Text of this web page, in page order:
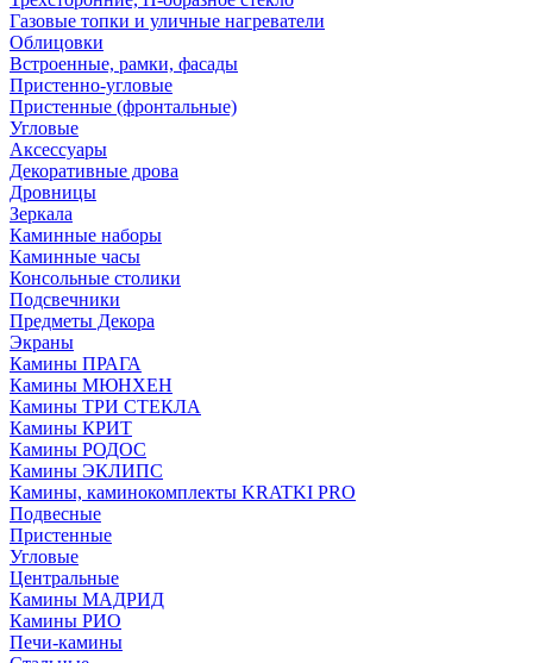
Газовые топки и уличные нагреватели
Облицовки
Встроенные, рамки, фасады
Пристенно-угловые
Пристенные (фронтальные)
Угловые
Аксессуары
Декоративные дрова
Дровницы
Зеркала
Каминные наборы
Каминные часы
Консольные столики
Подсвечники
Предметы Декора
Экраны
Камины ПРАГА
Камины МЮНХЕН
Камины ТРИ СТЕКЛА
Камины КРИТ
Камины РОДОС
Камины ЭКЛИПС
Камины, каминокомплекты KRATKI PRO
Подвесные
Пристенные
Угловые
Центральные
Камины МАДРИД
Камины РИО
Печи-камины